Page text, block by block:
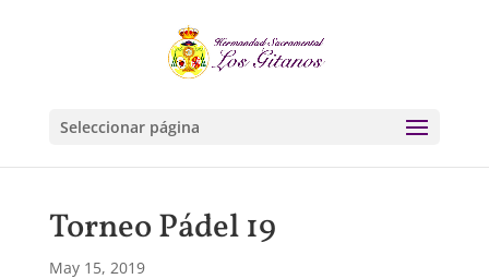
Seleccionar página
Torneo Pádel 19
May 15, 2019